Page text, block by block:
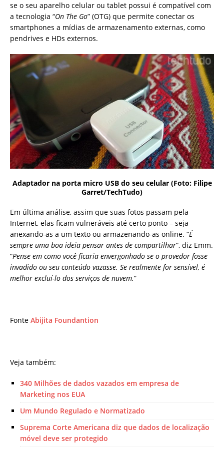
se o seu aparelho celular ou tablet possui é compatível com
a tecnologia “On The Go” (OTG) que permite conectar os
smartphones a mídias de armazenamento externas, como
pendrives e HDs externos.
Adaptador na porta micro USB do seu celular (Foto: Filipe
Garret/TechTudo)
Em última análise, assim que suas fotos passam pela
Internet, elas ficam vulneráveis até certo ponto – seja
anexando-as a um texto ou armazenando-as online. “É
sempre uma boa ideia pensar antes de compartilhar“, diz Emm.
“Pense em como você ficaria envergonhado se o provedor fosse
invadido ou seu conteúdo vazasse. Se realmente for sensível, é
melhor excluí-lo dos serviços de nuvem.”
Fonte Abijita Foundantion
Veja também:
340 Milhões de dados vazados em empresa de
Marketing nos EUA
Um Mundo Regulado e Normatizado
Suprema Corte Americana diz que dados de localização
móvel deve ser protegido